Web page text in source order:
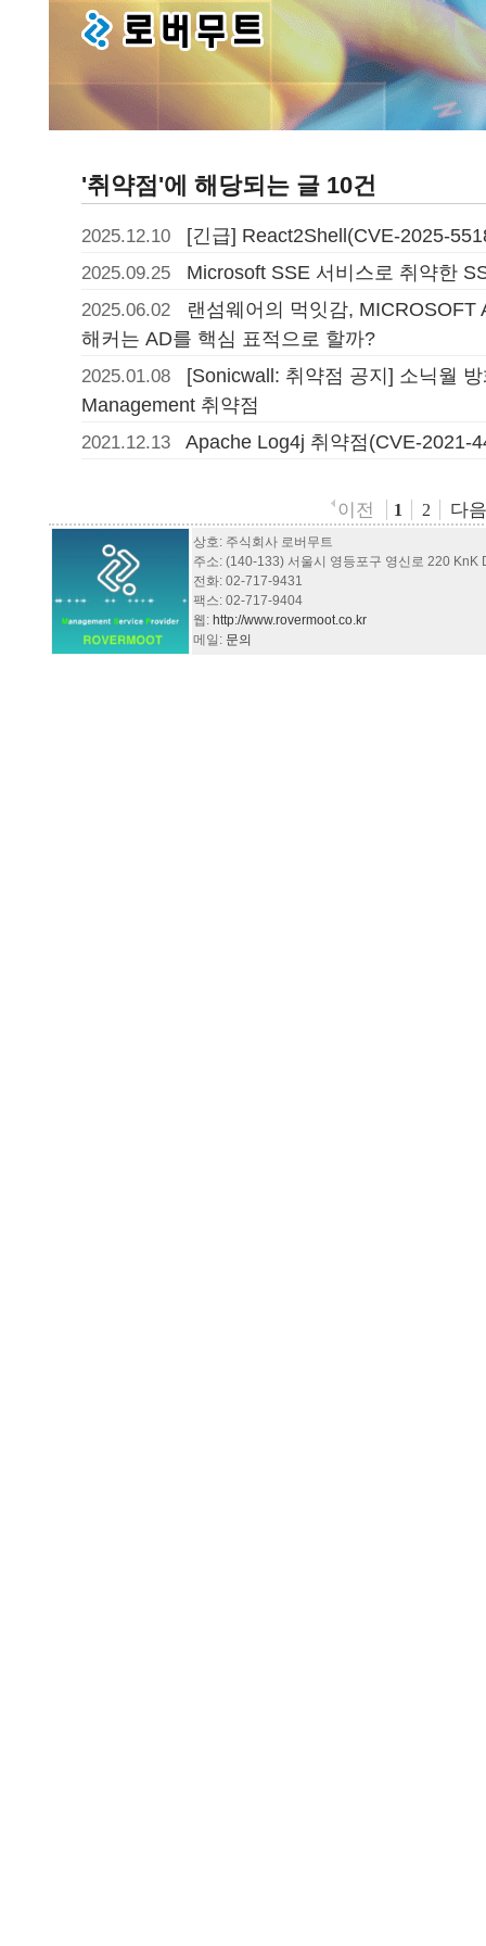
'취약점'에 해당되는 글 10건
2025.12.10 [긴급] React2Shell(CVE-2025-
2025.09.25 Microsoft SSE 서비스로 취약한
2025.06.02
랜섬웨어의 먹잇감,
해커는 AD를 핵심 표적으로 할까?
2025.01.08
[Sonicwall: 취약점 공지] 소닉월
Management 취약점
2021.12.13 Apache Log4j 취약점(CVE-2021-
이전 1 2 다음
상호: 주식회사 로버무트
주소: (140-133) 서울시 영등포구 영신로 220 KnK
전화: 02-717-9431
팩스: 02-717-9404
웹: http://www.rovermoot.co.kr
메일: 문의